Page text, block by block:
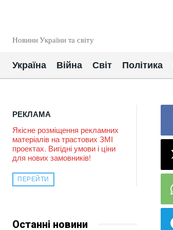
Новини України та світу
Україна Війна Світ Політика
РЕКЛАМА
Якісне розміщення рекламних
матеріалів на трастових ЗМІ
проектах. Вигідні умови і ціни
для нових замовників!
ПЕРЕЙТИ
Останні новини